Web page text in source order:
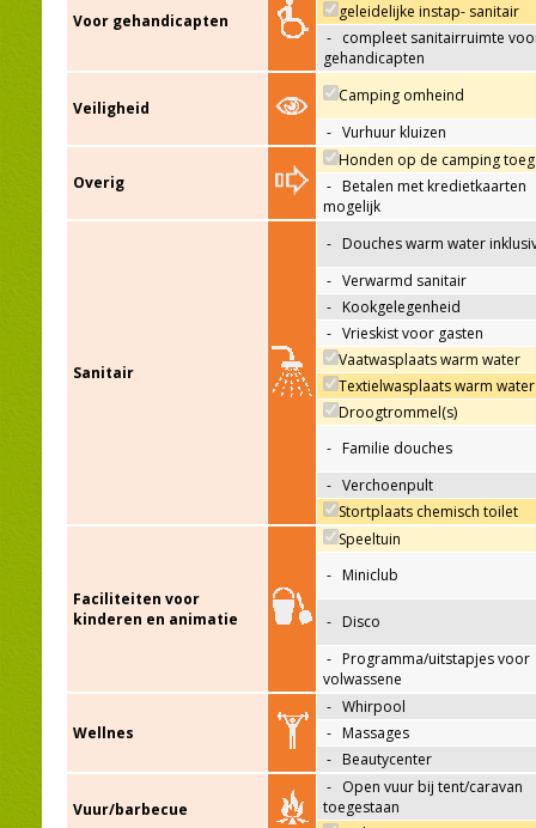
Voor gehandicapten
geleidelijke instap- sanitair
- compleet sanitairruimte
gehandicapten
Veiligheid
Camping omheind
- Vurhuur kluizen
Overig
Honden op de camping
- Betalen met kredietkaarten
mogelijk
Sanitair
- Douches warm water
- Verwarmd sanitair
- Kookgelegenheid
- Vrieskist voor gasten
Vaatwasplaats warm water
Textielwasplaats warm water
Droogtrommel(s)
- Familie douches
- Verchoenpult
Stortplaats chemisch toilet
Faciliteiten voor
kinderen en animatie
Speeltuin
- Miniclub
- Disco
- Programma/uitstapjes voor
volwassene
Wellnes
- Whirpool
- Massages
- Beautycenter
Vuur/barbecue
- Open vuur bij tent/caravan
toegestaan